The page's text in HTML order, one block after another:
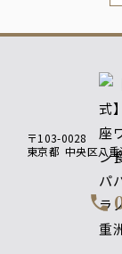
〒103-0028
東京都 中央区八
call